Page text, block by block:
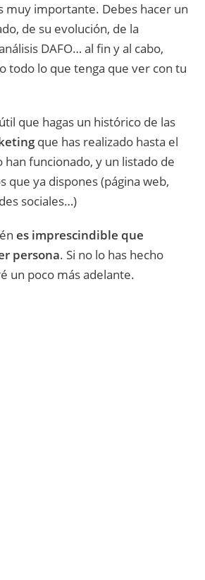
muy importante. Debes hacer un
de su evolución, de la
DAFO… al fin y al cabo,
todo lo que tenga que ver con tu
que hagas un histórico de las
que has realizado hasta el
funcionado, y un listado de
que ya dispones (página web,
sociales…)
es imprescindible que
persona. Si no lo has hecho
un poco más adelante.